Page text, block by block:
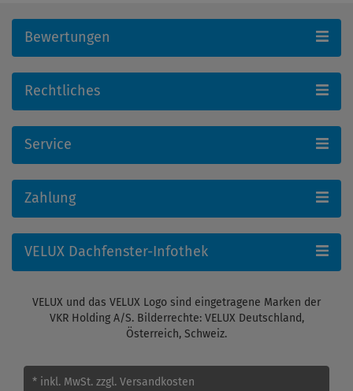
Bewertungen
Rechtliches
Service
Zahlung
VELUX Dachfenster-Infothek
VELUX und das VELUX Logo sind eingetragene Marken der
VKR Holding A/S. Bilderrechte: VELUX Deutschland,
Österreich, Schweiz.
* inkl. MwSt. zzgl. Versandkosten